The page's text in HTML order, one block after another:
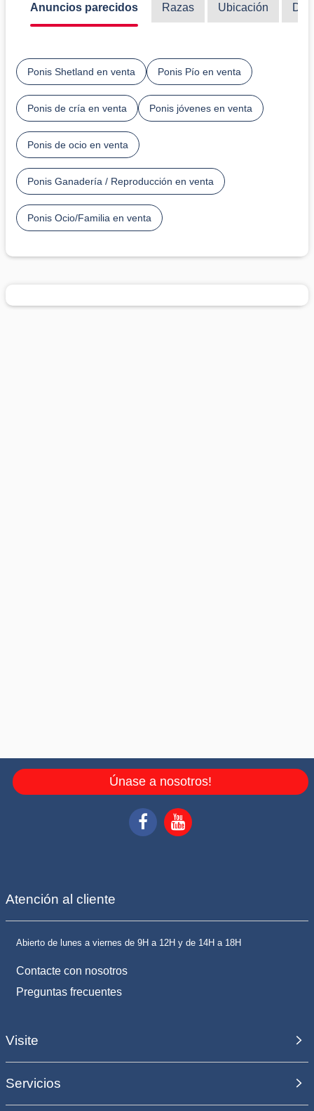
Anuncios parecidos Razas Ubicación
Ponis Shetland en venta Ponis Pío en venta
Ponis de cría en venta Ponis jóvenes en venta
Ponis de ocio en venta
Ponis Ganadería / Reproducción en venta
Ponis Ocio/Familia en venta
Únase a nosotros!
Atención al cliente
Abierto de lunes a viernes de 9H a 12H y de 14H a 18H
Contacte con nosotros
Preguntas frecuentes
Visite
Servicios